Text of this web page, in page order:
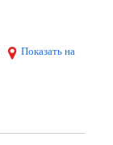
Показать на